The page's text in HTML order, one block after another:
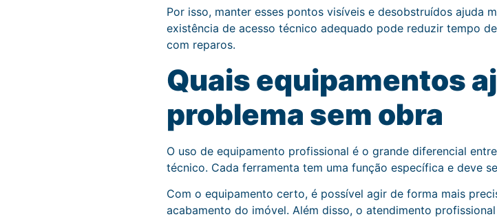
Por isso, manter esses pontos visíveis e desobstruídos ajuda
existência de acesso técnico adequado pode reduzir tempo
com reparos.
Quais equipamentos
problema sem obra
O uso de equipamento profissional é o grande diferencial
técnico. Cada ferramenta tem uma função específica e deve
Com o equipamento certo, é possível agir de forma mais
acabamento do imóvel. Além disso, o atendimento